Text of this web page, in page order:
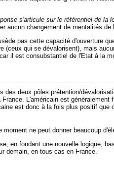
s'articule sur le référentiel de la
aucun changement de mentalités de
pas cette capacité d'ouverture
qui se dévalorisent), mais
il est consubstantiel de l'Etat à la
deux pôles prétention/
L'américain est
est donc à la fois plus positif
ne peut donner beaucoup
en fondant une nouvelle logique,
demain, en tous cas en France.